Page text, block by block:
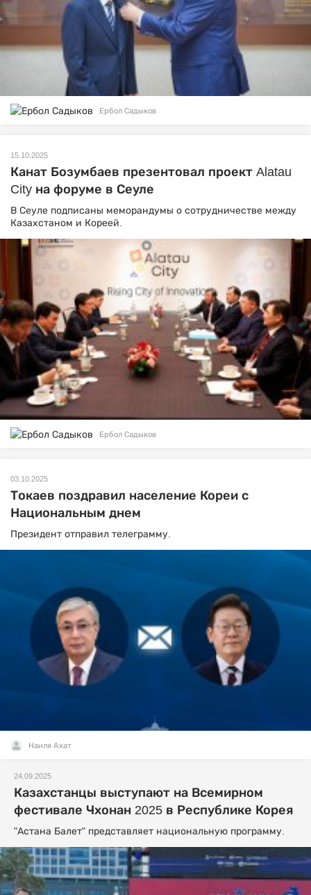
Ербол Садыков
15.10.2025
Канат Бозумбаев презентовал проект Alatau
City на форуме в Сеуле
В Сеуле подписаны меморандумы о сотрудничестве между
Казахстаном и Кореей.
Ербол Садыков
03.10.2025
Токаев поздравил население Кореи с
Национальным днем
Президент отправил телеграмму.
Наиля Ахат
24.09.2025
Казахстанцы выступают на Всемирном
фестивале Чхонан 2025 в Республике Корея
"Астана Балет" представляет национальную программу.